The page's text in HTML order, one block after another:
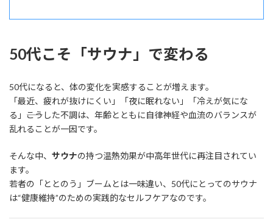
50代こそ「サウナ」で変わる
50代になると、体の変化を実感することが増えます。
「最近、疲れが抜けにくい」「夜に眠れない」「冷えが気にな
る」――こうした不調は、年齢とともに自律神経や血流のバランスが
乱れることが一因です。
そんな中、 サウナの持つ温熱効果が中高年世代に再注目されてい
ます。
若者の「ととのう」ブームとは一味違い、50代にとってのサウナ
は“健康維持”のための実践的なセルフケアなのです。